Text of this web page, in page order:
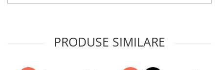
PRODUSE SIMILARE